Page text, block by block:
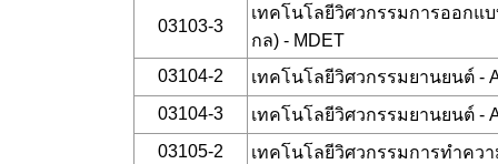
03103-3
เทคโนโลยีวิศวกรรมการออกแ
กล) - MDET
03104-2
เทคโนโลยีวิศวกรรมยานยนต์ -
03104-3
เทคโนโลยีวิศวกรรมยานยนต์ -
03105-2
เทคโนโลยีวิศวกรรมการทำคว